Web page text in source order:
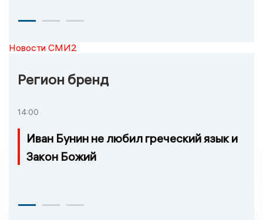
Новости СМИ2
Регион бренд
14:00
Иван Бунин не любил греческий язык и
Закон Божий